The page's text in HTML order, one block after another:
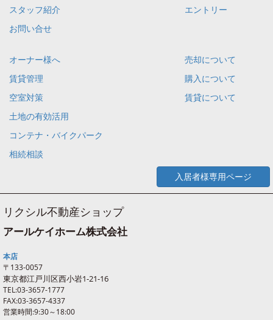
スタッフ紹介
お問い合せ
エントリー
オーナー様へ
賃貸管理
空室対策
土地の有効活用
コンテナ・バイクパーク
相続相談
売却について
購入について
賃貸について
入居者様専用ページ
リクシル不動産ショップ
アールケイホーム株式会社
本店
〒133-0057
東京都江戸川区西小岩1-21-16
TEL:03-3657-1777
FAX:03-3657-4337
営業時間:9:30～18:00